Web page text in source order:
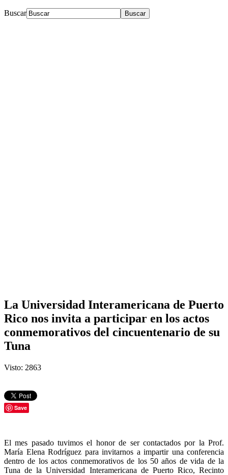
Buscar
La Universidad Interamericana de Puerto
Rico nos invita a participar en los actos
conmemorativos del cincuentenario de su
Tuna
Visto: 2863
Save
El mes pasado tuvimos el honor de ser contactados por la Prof.
María Elena Rodríguez para invitarnos a impartir una conferencia
dentro de los actos conmemorativos de los 50 años de vida de la
Tuna de la Universidad Interamericana de Puerto Rico, Recinto